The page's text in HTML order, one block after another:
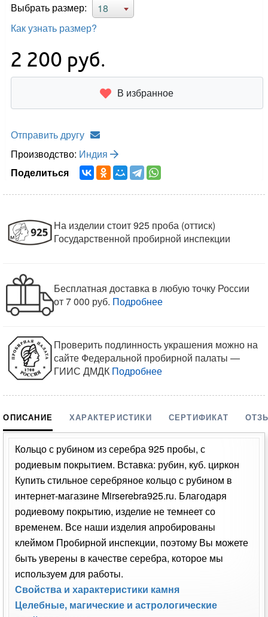
Выбрать размер:
18
Как узнать размер?
2 200 руб.
В избранное
Отправить другу
Производство: Индия
Поделиться
На изделии стоит 925 проба (оттиск)
Государственной пробирной инспекции
Бесплатная доставка в любую точку России
от 7 000 руб. Подробнее
Проверить подлинность украшения можно на
сайте Федеральной пробирной палаты —
ГИИС ДМДК Подробнее
ОПИСАНИЕ ХАРАКТЕРИСТИКИ СЕРТИФИКАТ
Кольцо с рубином из серебра 925 пробы, с
родиевым покрытием. Вставка: рубин, куб. циркон
Купить стильное серебряное кольцо с рубином в
интернет-магазине Mirserebra925.ru. Благодаря
родиевому покрытию, изделие не темнеет со
временем. Все наши изделия апробированы
клеймом Пробирной инспекции, поэтому Вы можете
быть уверены в качестве серебра, которое мы
используем для работы.
Свойства и характеристики камня
Целебные, магические и астрологические